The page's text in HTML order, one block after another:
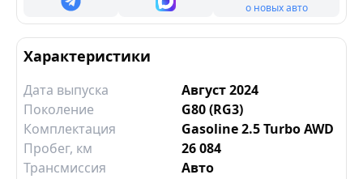
о новых авто
Характеристики
Дата выпуска
Август 2024
Поколение
G80 (RG3)
Комплектация
Gasoline 2.5 Turbo AWD
Пробег, км
26 084
Трансмиссия
Авто